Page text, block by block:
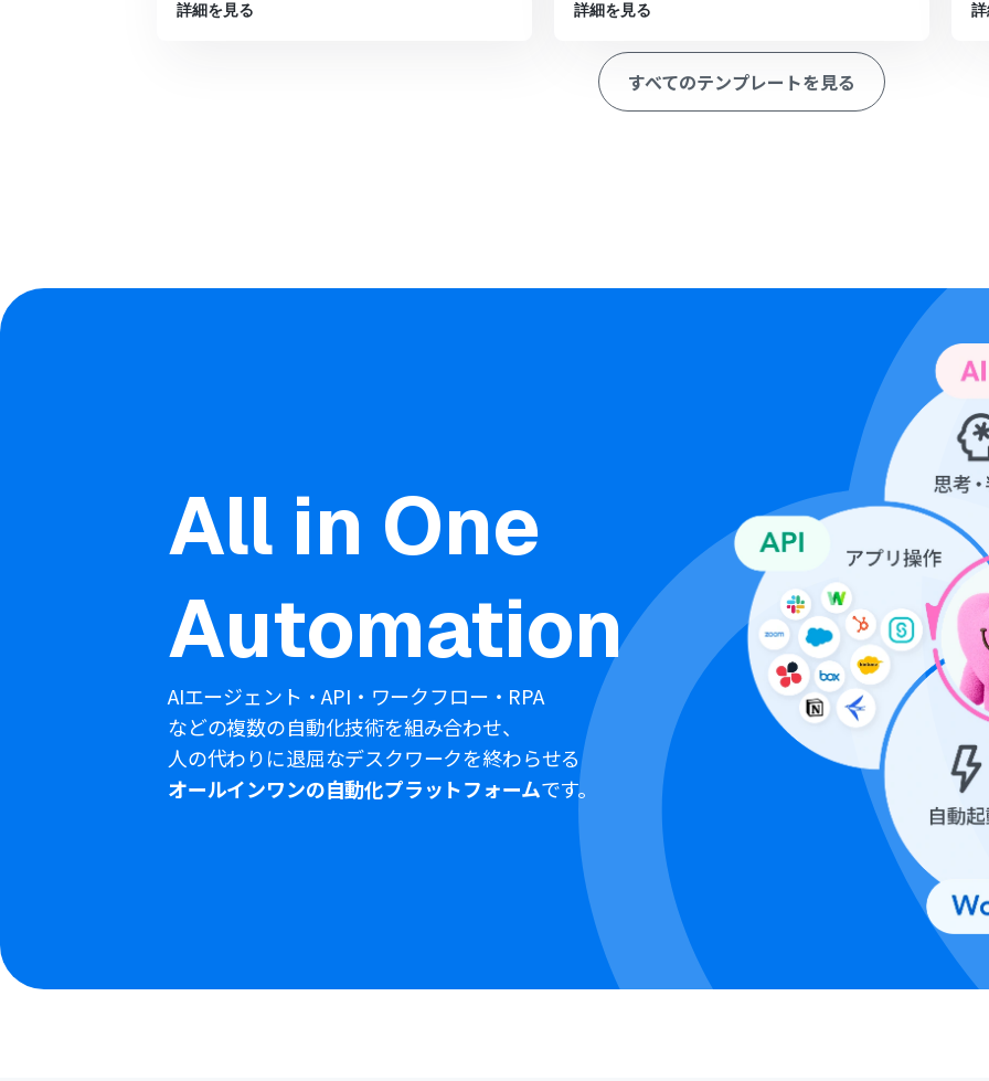
詳細を見る 詳細を見る
すべてのテンプレートを見る
All in One
Automation
AIエージェント・API・ワークフロー・RPA
などの複数の自動化技術を組み合わせ、
人の代わりに退屈なデスクワークを終わらせる
オールインワンの自動化プラットフォームです。